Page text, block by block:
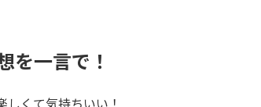
を一言で！
くて気持ちいい！